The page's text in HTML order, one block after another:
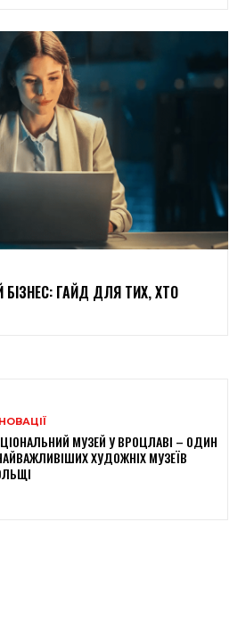
БІЗНЕС: ГАЙД ДЛЯ ТИХ, ХТО
МУЗЕЙ У ВРОЦЛАВІ – ОДИН
ХУДОЖНІХ МУЗЕЇВ